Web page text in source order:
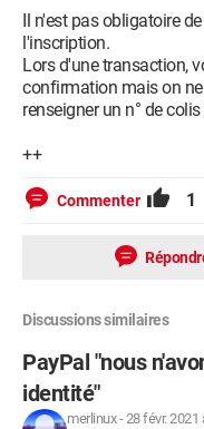
Il n'est pas obligatoire
l'inscription.
Lors d'une transaction,
confirmation mais on
renseigner un n° de
++
Commenter 1
Discussions similaires
PayPal "nous
identité"
merlinux-28 févr. 2021